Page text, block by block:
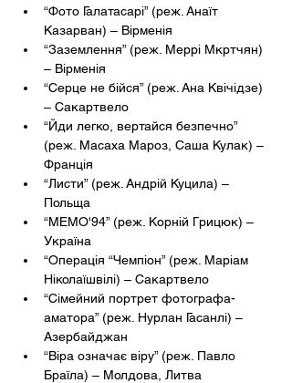
“Фото Галатасарі” (реж. Анаїт
Казарван) – Вірменія
“Заземлення” (реж. Меррі Мкртчян)
– Вірменія
“Серце не бійся” (реж. Ана Квічідзе)
– Сакартвело
“Йди легко, вертайся безпечно”
(реж. Масаха Мароз, Саша Кулак) –
Франція
“Листи” (реж. Андрій Куцила) –
Польща
“МЕМО'94” (реж. Корній Грицюк) –
Україна
“Операція “Чемпіон” (реж. Маріам
Ніколаїшвілі) – Сакартвело
“Сімейний портрет фотографа-
аматора” (реж. Нурлан Гасанлі) –
Азербайджан
“Віра означає віру” (реж. Павло
Браїла) – Молдова, Литва